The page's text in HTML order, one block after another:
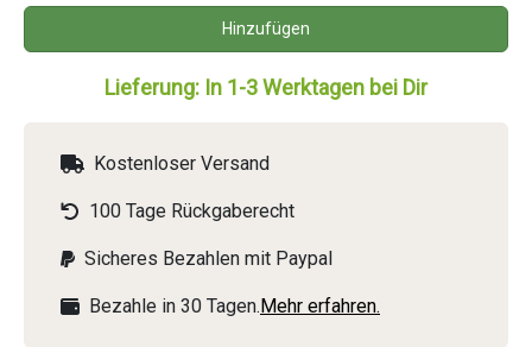
Lieferung: In 1-3 Werktagen bei Dir
Kostenloser Versand
100 Tage Rückgaberecht
Sicheres Bezahlen mit Paypal
Bezahle in 30 Tagen.Mehr erfahren.